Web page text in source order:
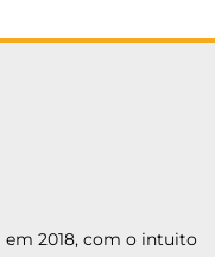
em 2018, com o intuito